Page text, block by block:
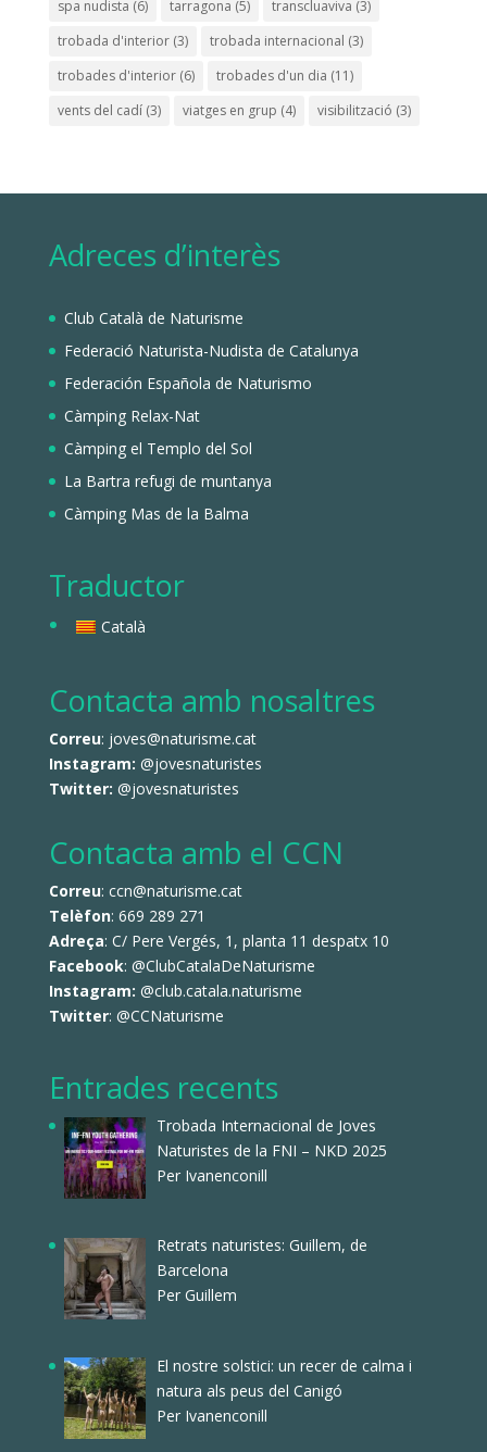
spa nudista (6) tarragona (5) transcluaviva (3)
trobada d'interior(3) trobada internacional (3)
trobades d'interior(6) trobades d'un dia (11)
vents del cadí(3) viatges en grup (4) visibilització (3)
Adreces d’interès
Club Català de Naturisme
Federació Naturista-Nudista de Catalunya
Federación Española de Naturismo
Càmping Relax-Nat
Càmping el Templo del Sol
La Bartra refugi de muntanya
Càmping Mas de la Balma
Traductor
Català
Contacta amb nosaltres
Correu: joves@naturisme.cat
Instagram: @jovesnaturistes
Twitter: @jovesnaturistes
Contacta amb el CCN
Correu: ccn@naturisme.cat
Telèfon: 669 289 271
Adreça: C/ Pere Vergés, 1, planta 11 despatx 10
Facebook: @ClubCatalaDeNaturisme
Instagram: @club.catala.naturisme
Twitter: @CCNaturisme
Entrades recents
Trobada Internacional de Joves
Naturistes de la FNI – NKD 2025
Per Ivanenconill
Retrats naturistes: Guillem, de
Barcelona
Per Guillem
El nostre solstici: un recer de calma i
natura als peus del Canigó
Per Ivanenconill